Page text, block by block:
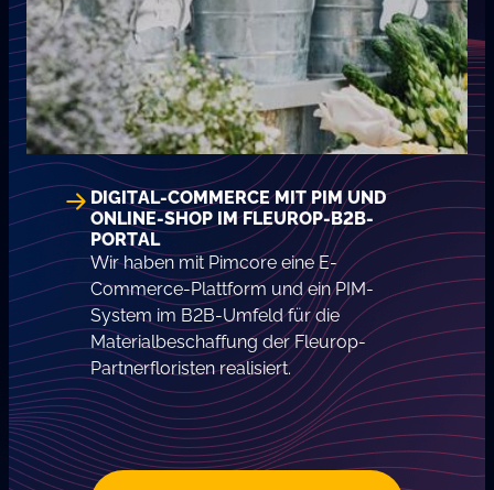
DIGITAL-COMMERCE MIT PIM UND
ONLINE-SHOP IM FLEUROP-B2B-
PORTAL
Wir haben mit Pimcore eine E-
Commerce-Plattform und ein PIM-
System im B2B-Umfeld für die
Materialbeschaffung der Fleurop-
Partnerfloristen realisiert.